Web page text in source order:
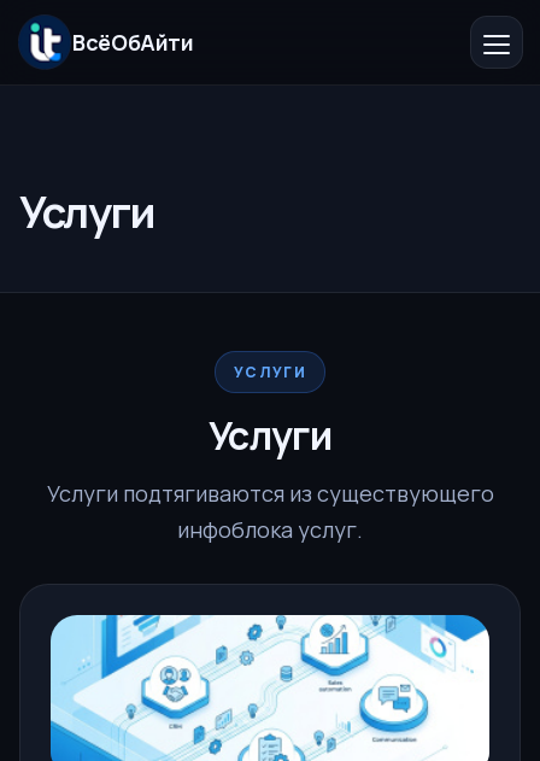
ВсёОбАйти
Бесплатные решения
Контакты
Услуги
УСЛУГИ
Услуги
Услуги подтягиваются из существующего
инфоблока услуг.